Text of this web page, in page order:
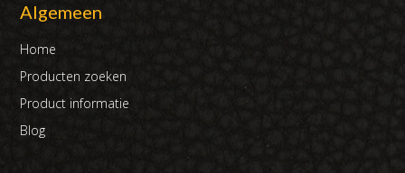
Algemeen
Home
Producten zoeken
Product informatie
Blog